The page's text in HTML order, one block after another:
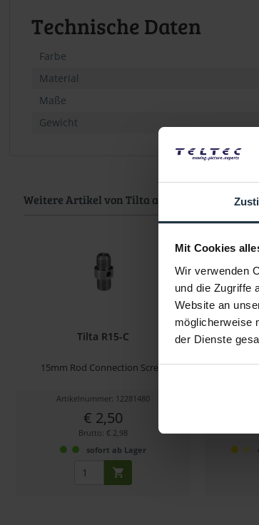
Mit Cookies
Wir verwenden
und die Zugriffe
Website an
möglicherweise
der Dienste
Technische Daten
Farbe
Material
Maße
Gewicht
Weitere Artikel von Tilta ansehen
Tilta R15-C
15mm Rod Connection Screw
Artikelnummer: 12281480
€ 2,50
Brutto: € 2,98
sofort ab Lager
Tilta TA-
zur